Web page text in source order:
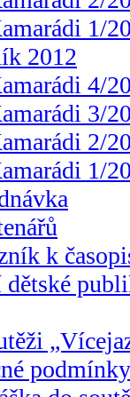
1/
2012
4/
3/
2/
1/
k
podmínky